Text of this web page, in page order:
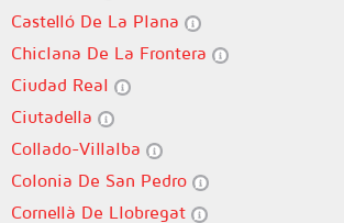
Castelló De La Plana
Chiclana De La Frontera
Ciudad Real
Ciutadella
Collado-Villalba
Colonia De San Pedro
Cornellà De Llobregat